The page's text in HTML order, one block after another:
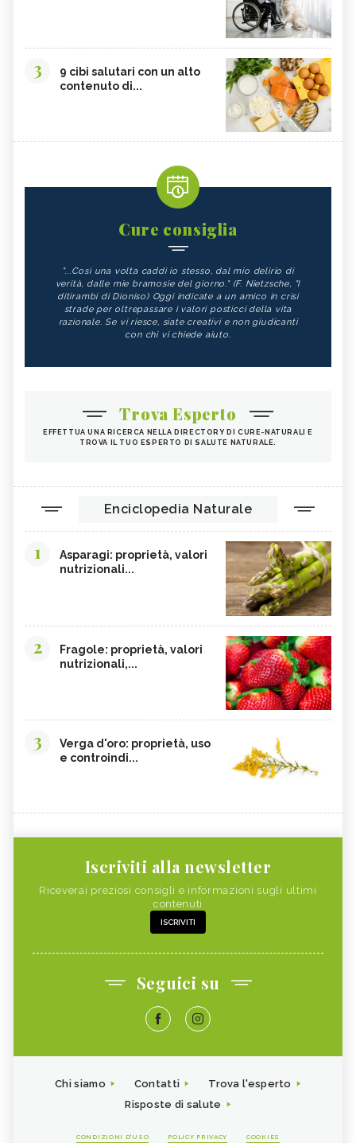
3
9 cibi salutari con un alto
contenuto di...
Cure consiglia
"...Così una volta caddi io stesso, dal mio delirio di
verità, dalle mie bramosie del giorno." (F. Nietzsche, "I
ditirambi di Dioniso) Oggi indicate a un amico in crisi
strade per oltrepassare i valori posticci della vita
razionale. Se vi riesce, siate creativi e non giudicanti
con chi vi chiede aiuto.
Trova Esperto
EFFETTUA UNA RICERCA NELLA DIRECTORY DI CURE-NATURALI E
TROVA IL TUO ESPERTO DI SALUTE NATURALE.
Enciclopedia Naturale
1
Asparagi: proprietà, valori
nutrizionali...
2
Fragole: proprietà, valori
nutrizionali,...
3
Verga d'oro: proprietà, uso
e controindi...
Iscriviti alla newsletter
Riceverai preziosi consigli e informazioni sugli ultimi
contenuti
ISCRIVITI
Seguici su
Chi siamo Contatti
Trova l'esperto
Risposte di salute
CONDIZIONI D'USO POLICY PRIVACY COOKIES